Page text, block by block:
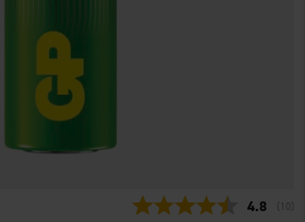
4.8 10